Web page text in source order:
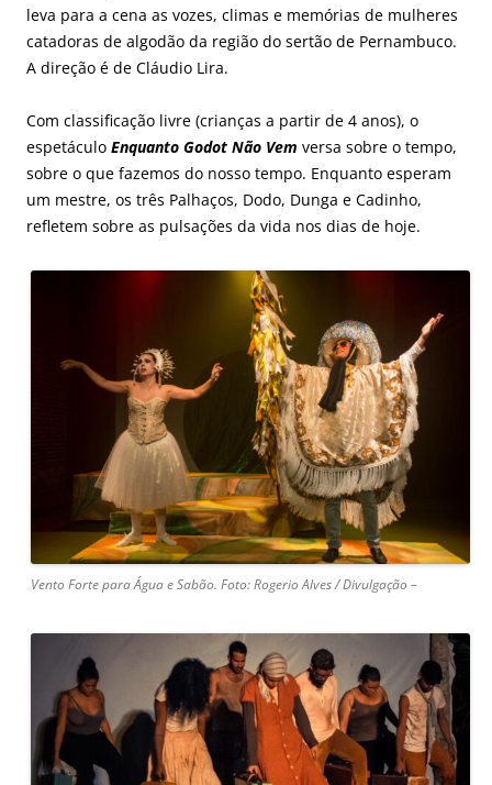
leva para a cena as vozes, climas e memórias de mulheres
catadoras de algodão da região do sertão de Pernambuco.
A direção é de Cláudio Lira.
Com classificação livre (crianças a partir de 4 anos), o
espetáculo Enquanto Godot Não Vem versa sobre o tempo,
sobre o que fazemos do nosso tempo. Enquanto esperam
um mestre, os três Palhaços, Dodo, Dunga e Cadinho,
refletem sobre as pulsações da vida nos dias de hoje.
Vento Forte para Água e Sabão. Foto: Rogerio Alves / Divulgação –